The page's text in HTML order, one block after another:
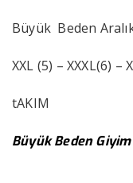
Büyük Beden
XXL (5) – XXXL(6) –
tAKIM
Büyük Beden